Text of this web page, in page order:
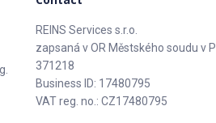
REINS Services s.r.o.
zapsaná v OR Městského soudu v
371218
Business ID: 17480795
VAT reg. no.: CZ17480795